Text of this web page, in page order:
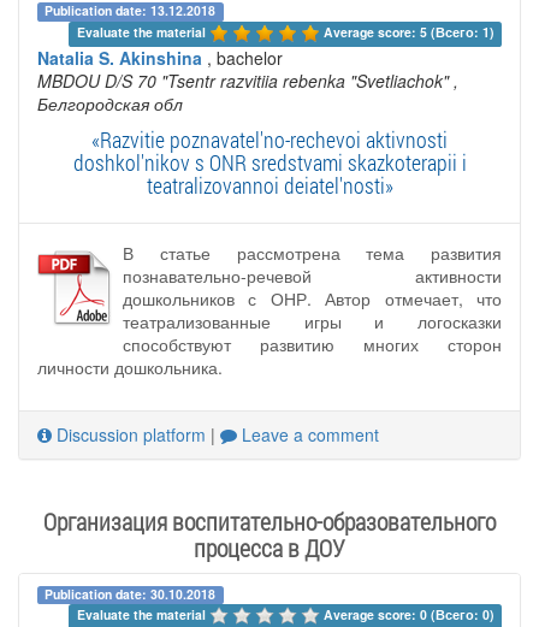
Publication date: 13.12.2018
Evaluate the material
Average score: 5 (Всего: 1)
Natalia S. Akinshina , bachelor
MBDOU D/S 70 "Tsentr razvitiia rebenka "Svetliachok" ,
Белгородская обл
«Razvitie poznavatel'no-rechevoi aktivnosti
doshkol'nikov s ONR sredstvami skazkoterapii i
teatralizovannoi deiatel'nosti»
В статье рассмотрена тема развития
познавательно-речевой активности
дошкольников с ОНР. Автор отмечает, что
театрализованные игры и логосказки
способствуют развитию многих сторон
личности дошкольника.
Discussion platform | Leave a comment
Организация воспитательно-образовательного
процесса в ДОУ
Publication date: 30.10.2018
Evaluate the material
Average score: 0 (Всего: 0)